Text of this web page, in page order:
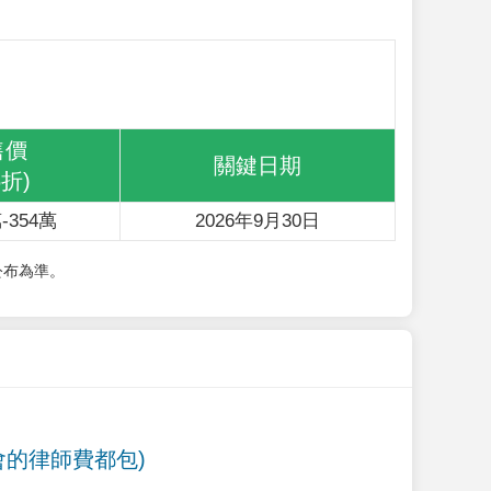
價
)
關鍵日期
354萬 2026年9月30日
為準。
律師費都包)